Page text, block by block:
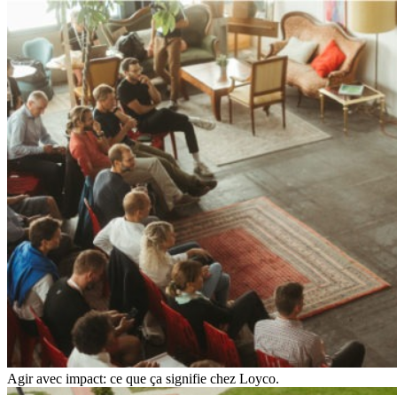
Agir avec impact: ce que ça signifie chez Loyco.